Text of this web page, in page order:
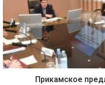
Прикамское